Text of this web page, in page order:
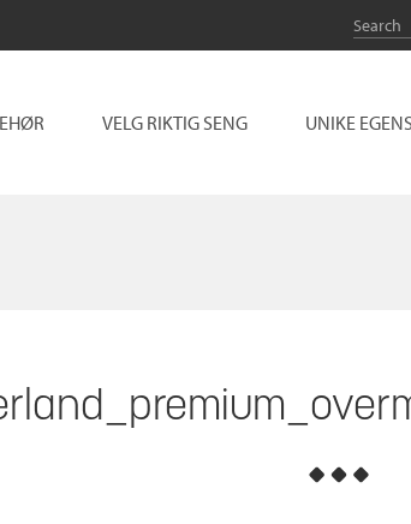
VELG RIKTIG SENG UNIKE